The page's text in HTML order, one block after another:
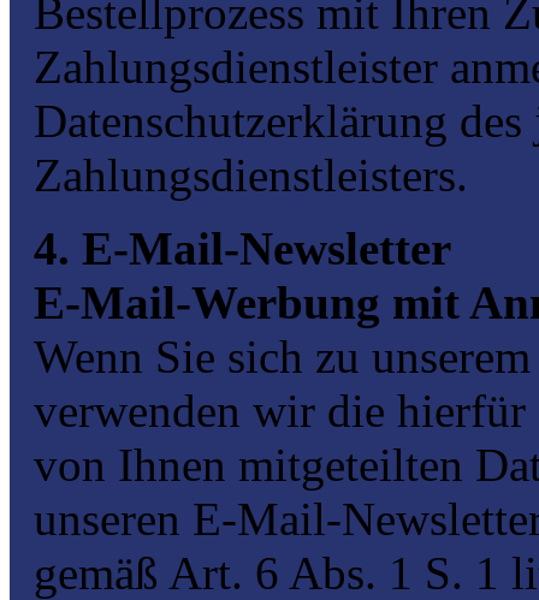
Bestellprozess mit Ihren
Zahlungsdienstleister
Datenschutzerklärung
Zahlungsdienstleisters.
4. E-Mail-Newsletter
E-Mail-Werbung mit
Wenn Sie sich zu
verwenden wir die hierfür
von Ihnen mitgeteilten
unseren E-Mail-
gemäß Art. 6 Abs. 1 S. 1